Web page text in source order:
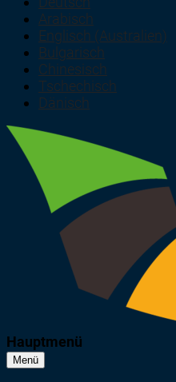
Arabisch
Englisch (Australien)
Bulgarisch
Chinesisch
Tschechisch
Dänisch
Hauptmenü
Menü